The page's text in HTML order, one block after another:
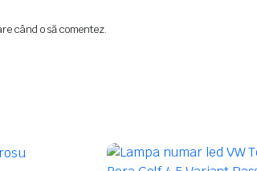
când o să comentez.